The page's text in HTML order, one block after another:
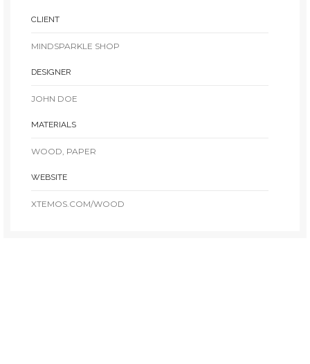
CLIENT
MINDSPARKLE SHOP
DESIGNER
JOHN DOE
MATERIALS
WOOD, PAPER
WEBSITE
XTEMOS.COM/WOOD